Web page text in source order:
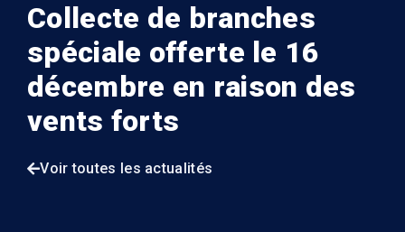
Collecte de branches
spéciale offerte le 16
décembre en raison des
vents forts
Voir toutes les actualités